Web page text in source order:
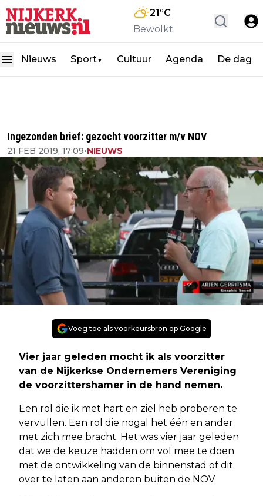
21°C
Bewolkt
Nieuws Sport▼ Cultuur Agenda De dag
Ingezonden brief: gezocht voorzitter m/v NOV
21 FEB 2019, 17:09•NIEUWS
Voeg toe als voorkeursbron op Google
Vier jaar geleden mocht ik als voorzitter
van de Nijkerkse Ondernemers Vereniging
de voorzittershamer in de hand nemen.
Een rol die ik met hart en ziel heb proberen te
vervullen. Een rol die nogal het één en ander
met zich mee bracht. Het was vier jaar geleden
dat we de keuze hadden om vol mee te doen
met de ontwikkeling van de binnenstad of dit
over te laten aan anderen buiten de NOV.